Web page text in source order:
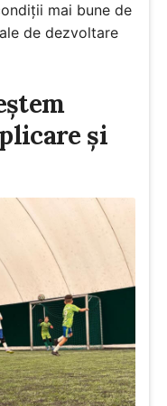
mai bune de
de dezvoltare
și